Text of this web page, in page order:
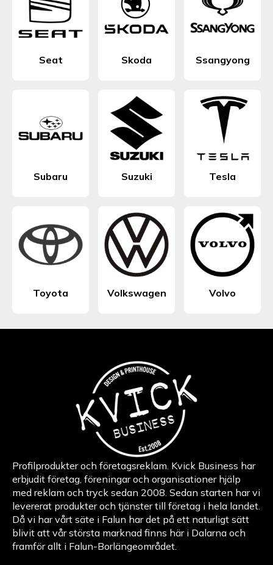
Seat Skoda Ssangyong
Subaru Suzuki Tesla
Toyota Volkswagen Volvo
Profilprodukter och företagsreklam. Kvick Business har
erbjudit företag, föreningar och organisationer hjälp
med reklam och tryck sedan 2008. Sedan starten har vi
levererat produkter och tjänster till företag i hela landet.
Då vi har vårt säte i Falun har det på ett naturligt sätt
blivit att vår största marknad finns här i Dalarna och
framför allt i Falun-Borlängeområdet.